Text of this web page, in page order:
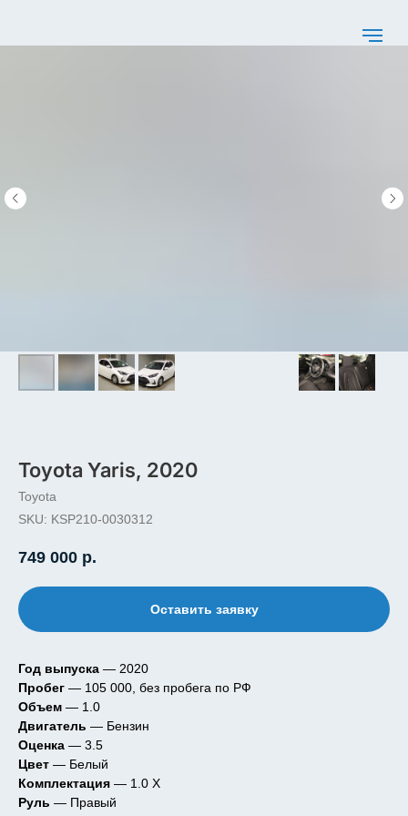
Toyota Yaris, 2020
Toyota
SKU: KSP210-0030312
749 000 р.
Оставить заявку
Год выпуска — 2020
Пробег — 105 000, без пробега по РФ
Объем — 1.0
Двигатель — Бензин
Оценка — 3.5
Цвет — Белый
Комплектация — 1.0 X
Руль — Правый